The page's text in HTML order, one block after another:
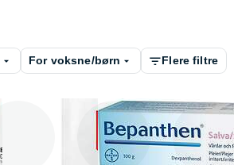
For voksne/børn Flere filtre